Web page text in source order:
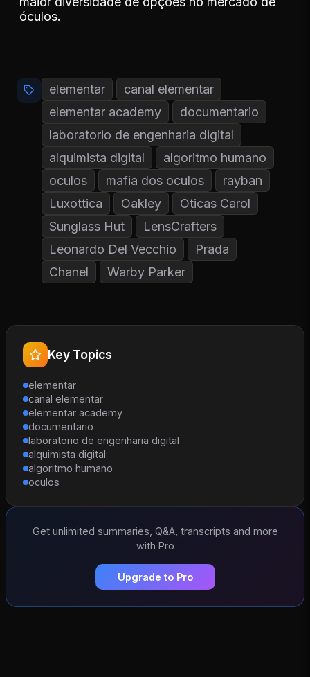
óculos.
elementar
canal elementar
elementar academy
documentario
laboratorio de engenharia digital
alquimista digital
algoritmo humano
oculos
mafia dos oculos
rayban
Luxottica
Oakley
Oticas Carol
Sunglass Hut
LensCrafters
Leonardo Del Vecchio
Prada
Chanel
Warby Parker
Key Topics
elementar
canal elementar
elementar academy
documentario
laboratorio de engenharia digital
alquimista digital
algoritmo humano
oculos
Get unlimited summaries, Q&A, transcripts and more
with Pro
Upgrade to Pro